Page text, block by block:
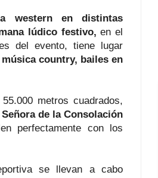
western en distintas
lúdico festivo, en el
del evento, tiene lugar
country, bailes en
metros cuadrados,
de la Consolación
perfectamente con los
se llevan a cabo